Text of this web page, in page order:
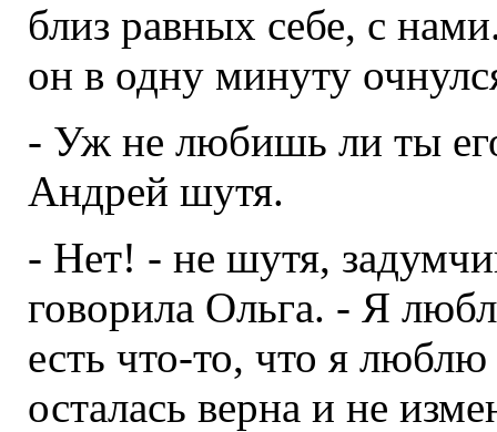
близ равных себе, с
он в одну минуту
- Уж не любишь ли ты
Андрей шутя.
- Нет! - не шутя,
говорила Ольга. - Я
есть что-то, что я
осталась верна и не